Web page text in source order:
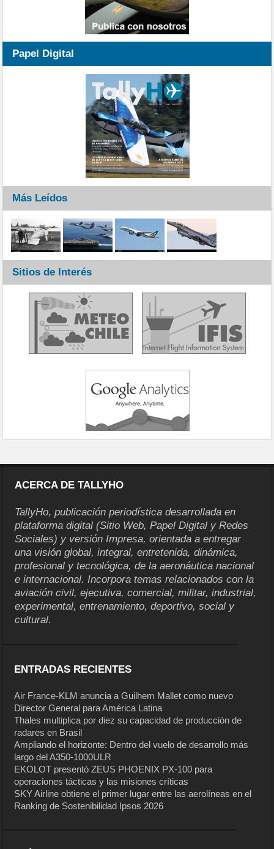
Papel Digital
Más Leídos
Sitios de Interés
ACERCA DE TALLYHO
TallyHo, publicación periodística desarrollada en
plataforma digital (Sitio Web, Papel Digital y Redes
Sociales) y versión Impresa, orientada a entregar
una visión global, integral, entretenida, dinámica,
profesional y tecnológica, de la aeronáutica nacional
e internacional. Incorpora temas relacionados con la
aviación civil, ejecutiva, comercial, militar, industrial,
experimental, entrenamiento, deportivo, social y
cultural.
ENTRADAS RECIENTES
Air France-KLM anuncia a Guilhem Mallet como nuevo
Director General para América Latina
Thales multiplica por diez su capacidad de producción de
radares en Brasil
Ampliando el horizonte: Dentro del vuelo de desarrollo más
largo del A350-1000ULR
EKOLOT presentó ZEUS PHOENIX PX-100 para
operaciones tácticas y las misiones críticas
SKY Airline obtiene el primer lugar entre las aerolíneas en el
Ranking de Sostenibilidad Ipsos 2026